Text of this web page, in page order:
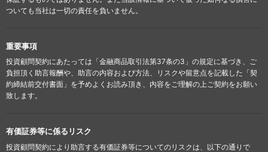
ついても当社は一切の責任を負いません。
重要事項
投資顧問契約にあたっては「金融商品取引法第37条の3」の規定に基づき、ご
負担頂く助言報酬や、助言の内容および方法、リスクや留意点を記載した「契
約締結前交付書面」を予めよくお読み頂き、内容をご理解の上ご契約をお願い
致します。
有価証券等に係るリスク
投資顧問契約により助言する有価証券等についてのリスクは、以下の通りで